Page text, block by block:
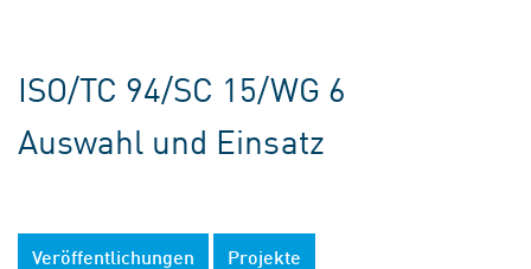
ISO/TC 94/SC 15/WG 6
Auswahl und Einsatz
Veröffentlichungen Projekte